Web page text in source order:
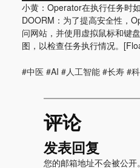
小黄：Operator在执行任务时
DOORM：为了提高安全性，
问网站，并使用虚拟鼠标和键
图，以检查任务执行情况。
#中医 #AI #人工智能 #长寿 #
评论
发表回复
您的邮箱地址不会被公开。